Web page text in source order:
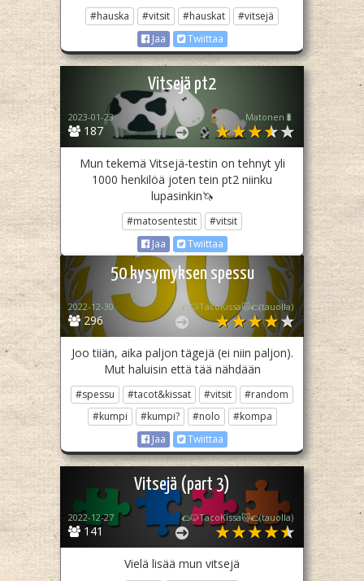
#hauska #vitsit #hauskat
#vitsejä
Jaa
Twiittaa
Vitsejä pt2
187
2023-01-23 Matonen🐛
Mun tekemä Vitsejä-testin on tehnyt yli
1000 henkilöä joten tein pt2 niinku
lupasinkin🦄
#matosentestit
#vitsit
Jaa
Twiittaa
50 kysymyksen spessu
296
2022-12-30 🌮🐱TacoKissa🐱🌮(tauolla)
Joo tiiän, aika paljon tägejä (ei niin paljon).
Mut haluisin että tää nähdään
#spessu #tacot&kissat #vitsit
#random
#kumpi
#kumpi? #nolo
#kompa
Jaa
Twiittaa
Vitsejä (part 3)
141
2022-12-27 🌮🐱TacoKissa🐱🌮(tauolla)
Vielä lisää mun vitsejä